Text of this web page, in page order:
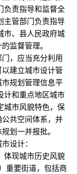
责指导和监督全
管部门负责指导
、县人民政府城
计的监督管理。
，应当充分利用
建立城市设计管
规划管理信息平
和重点地区城市
市风貌特色，保
共空间体系，并
划一并报批。
市设计：
现城市历史风貌
要街道，包括商